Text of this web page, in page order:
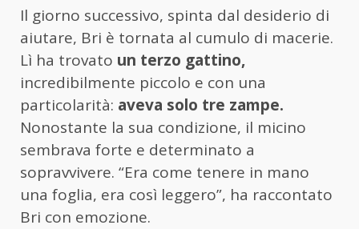
Il giorno successivo, spinta dal desiderio di
aiutare, Bri è tornata al cumulo di macerie.
Lì ha trovato un terzo gattino,
incredibilmente piccolo e con una
particolarità: aveva solo tre zampe.
Nonostante la sua condizione, il micino
sembrava forte e determinato a
sopravvivere. “Era come tenere in mano
una foglia, era così leggero”, ha raccontato
Bri con emozione.